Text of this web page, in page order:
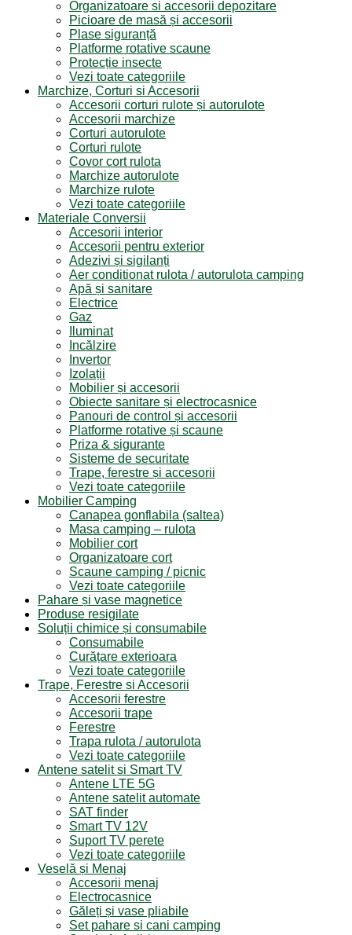
Organizatoare si accesorii depozitare
Picioare de masă și accesorii
Plase siguranță
Platforme rotative scaune
Protecție insecte
Vezi toate categoriile
Marchize, Corturi si Accesorii
Accesorii corturi rulote și autorulote
Accesorii marchize
Corturi autorulote
Corturi rulote
Covor cort rulota
Marchize autorulote
Marchize rulote
Vezi toate categoriile
Materiale Conversii
Accesorii interior
Accesorii pentru exterior
Adezivi și sigilanți
Aer conditionat rulota / autorulota camping
Apă și sanitare
Electrice
Gaz
Iluminat
Incălzire
Invertor
Izolații
Mobilier și accesorii
Obiecte sanitare și electrocasnice
Panouri de control și accesorii
Platforme rotative și scaune
Priza & sigurante
Sisteme de securitate
Trape, ferestre și accesorii
Vezi toate categoriile
Mobilier Camping
Canapea gonflabila (saltea)
Masa camping – rulota
Mobilier cort
Organizatoare cort
Scaune camping / picnic
Vezi toate categoriile
Pahare și vase magnetice
Produse resigilate
Soluții chimice și consumabile
Consumabile
Curățare exterioara
Vezi toate categoriile
Trape, Ferestre si Accesorii
Accesorii ferestre
Accesorii trape
Ferestre
Trapa rulota / autorulota
Vezi toate categoriile
Antene satelit si Smart TV
Antene LTE 5G
Antene satelit automate
SAT finder
Smart TV 12V
Suport TV perete
Vezi toate categoriile
Veselă și Menaj
Accesorii menaj
Electrocasnice
Găleți și vase pliabile
Set pahare si cani camping